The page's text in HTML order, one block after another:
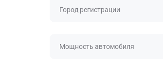
Город регистрации
Мощность автомобиля